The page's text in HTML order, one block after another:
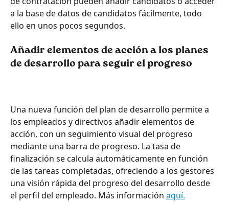
a la base de datos de candidatos fácilmente, todo
ello en unos pocos segundos.
Añadir elementos de acción a los planes
de desarrollo para seguir el progreso
Una nueva función del plan de desarrollo permite a
los empleados y directivos añadir elementos de
acción, con un seguimiento visual del progreso
mediante una barra de progreso. La tasa de
finalización se calcula automáticamente en función
de las tareas completadas, ofreciendo a los gestores
una visión rápida del progreso del desarrollo desde
el perfil del empleado. Más información aquí.